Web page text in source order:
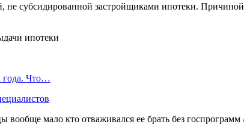
не субсидированной застройщиками ипотеки.
года. Что…
мало кто отваживался ее брать без госпрограмм